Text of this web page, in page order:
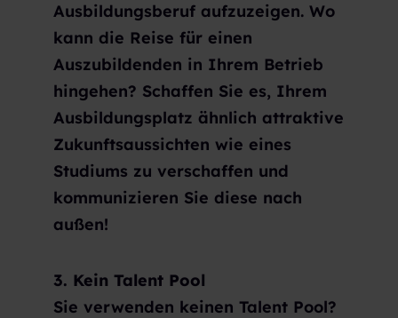
Ausbildungsberuf aufzuzeigen. Wo
kann die Reise für einen
Auszubildenden in Ihrem Betrieb
hingehen? Schaffen Sie es, Ihrem
Ausbildungsplatz ähnlich attraktive
Zukunftsaussichten wie eines
Studiums zu verschaffen und
kommunizieren Sie diese nach
außen!
3. Kein Talent Pool
Sie verwenden keinen Talent Pool?